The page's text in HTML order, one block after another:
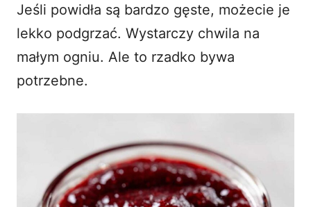
Jeśli powidła są bardzo gęste, możecie je
lekko podgrzać. Wystarczy chwila na
małym ogniu. Ale to rzadko bywa
potrzebne.